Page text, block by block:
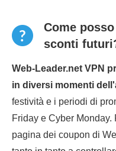
Come
sconti
Web-Leader.net VPN
in diversi momenti
festività e i periodi di
Friday e Cyber
pagina dei coupon di